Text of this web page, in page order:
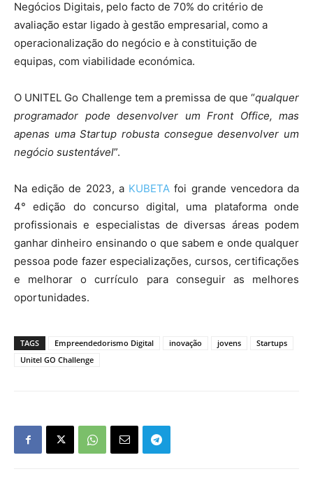
Negócios Digitais, pelo facto de 70% do critério de
avaliação estar ligado à gestão empresarial, como a
operacionalização do negócio e à constituição de
equipas, com viabilidade económica.
O UNITEL Go Challenge tem a premissa de que “qualquer
programador pode desenvolver um Front Office, mas
apenas uma Startup robusta consegue desenvolver um
negócio sustentável”.
Na edição de 2023, a KUBETA foi grande vencedora da
4° edição do concurso digital, uma plataforma onde
profissionais e especialistas de diversas áreas podem
ganhar dinheiro ensinando o que sabem e onde qualquer
pessoa pode fazer especializações, cursos, certificações
e melhorar o currículo para conseguir as melhores
oportunidades.
TAGS Empreendedorismo Digital inovação jovens
Startups
Unitel GO Challenge